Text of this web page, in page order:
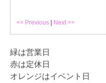
<< Previous Next >>
緑は営業日
赤は定休日
オレンジはイベント日